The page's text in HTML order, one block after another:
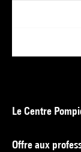
Le Centre
Offre aux